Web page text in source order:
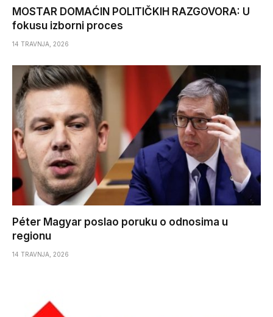
MOSTAR DOMAĆIN POLITIČKIH RAZGOVORA: U
fokusu izborni proces
14 TRAVNJA, 2026
Péter Magyar poslao poruku o odnosima u
regionu
14 TRAVNJA, 2026